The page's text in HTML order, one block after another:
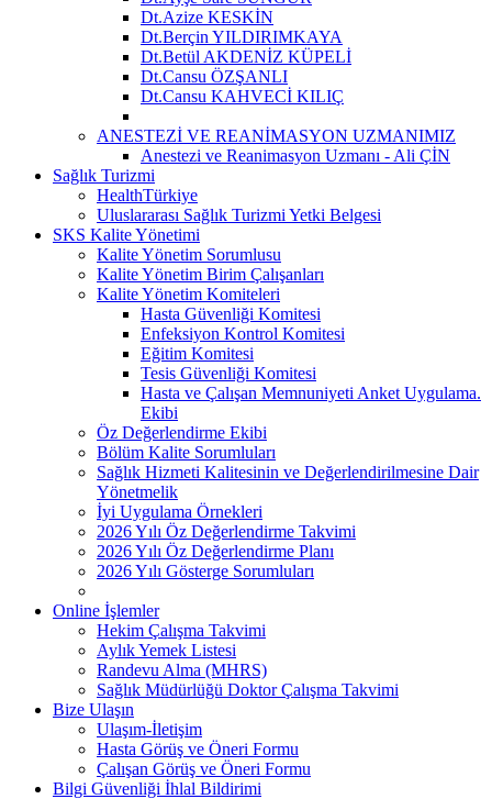
Dt.Azize KESKİN
Dt.Berçin YILDIRIMKAYA
Dt.Betül AKDENİZ KÜPELİ
Dt.Cansu ÖZŞANLI
Dt.Cansu KAHVECİ KILIÇ
ANESTEZİ VE REANİMASYON UZMANIMIZ
Anestezi ve Reanimasyon Uzmanı - Ali ÇİN
Sağlık Turizmi
HealthTürkiye
Uluslararası Sağlık Turizmi Yetki Belgesi
SKS Kalite Yönetimi
Kalite Yönetim Sorumlusu
Kalite Yönetim Birim Çalışanları
Kalite Yönetim Komiteleri
Hasta Güvenliği Komitesi
Enfeksiyon Kontrol Komitesi
Eğitim Komitesi
Tesis Güvenliği Komitesi
Hasta ve Çalışan Memnuniyeti Anket Uygulama.
Ekibi
Öz Değerlendirme Ekibi
Bölüm Kalite Sorumluları
Sağlık Hizmeti Kalitesinin ve Değerlendirilmesine Dair
Yönetmelik
İyi Uygulama Örnekleri
2026 Yılı Öz Değerlendirme Takvimi
2026 Yılı Öz Değerlendirme Planı
2026 Yılı Gösterge Sorumluları
Online İşlemler
Hekim Çalışma Takvimi
Aylık Yemek Listesi
Randevu Alma (MHRS)
Sağlık Müdürlüğü Doktor Çalışma Takvimi
Bize Ulaşın
Ulaşım-İletişim
Hasta Görüş ve Öneri Formu
Çalışan Görüş ve Öneri Formu
Bilgi Güvenliği İhlal Bildirimi